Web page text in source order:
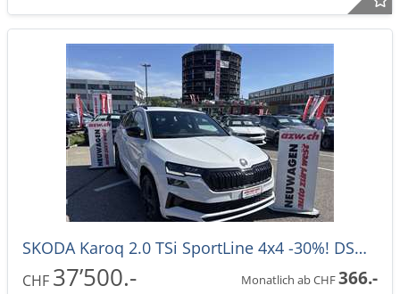
SKODA Karoq 2.0 TSi SportLine 4x4 -30%! DSG-Automat
CHF 37’500.- Monatlich ab CHF366.-